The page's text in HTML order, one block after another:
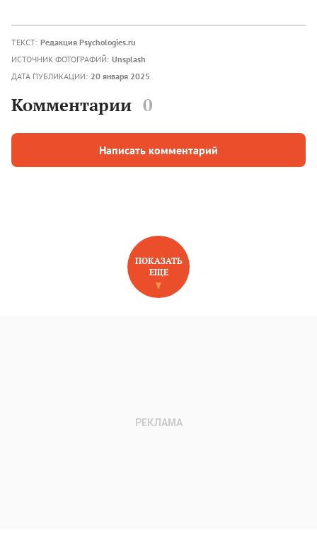
ТЕКСТ: Редакция Psychologies.ru
ИСТОЧНИК ФОТОГРАФИЙ: Unsplash
ДАТА ПУБЛИКАЦИИ: 20 января 2025
Комментарии 0
Написать комментарий
НОВОЕ НА САЙТЕ
ПОКАЗАТЬ
ЕЩЕ